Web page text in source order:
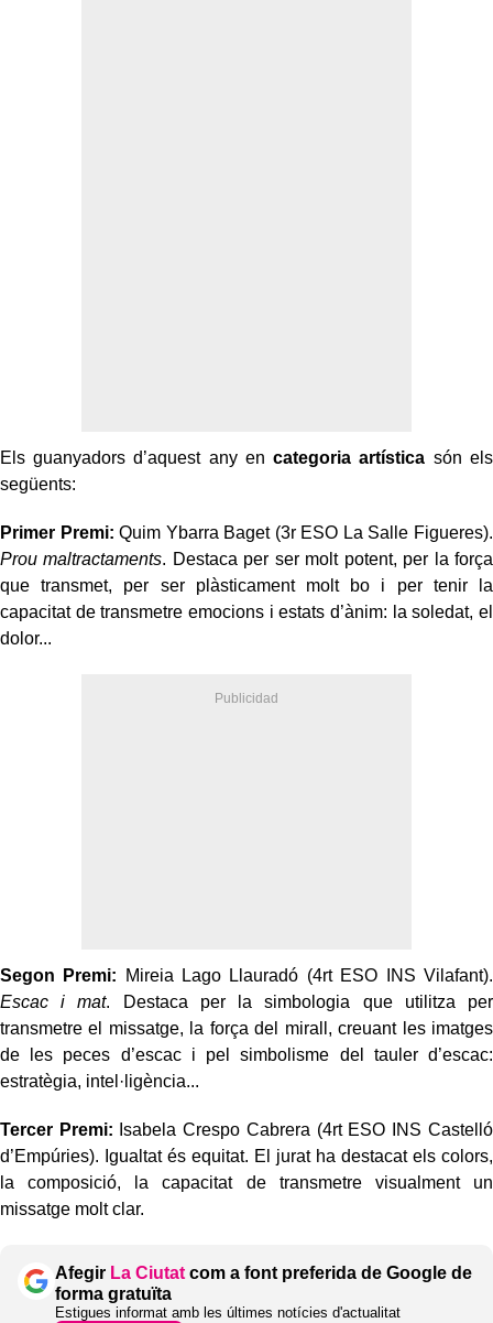
Els guanyadors d’aquest any encategoria artística són els
següents:
Primer Premi:Quim Ybarra Baget (3r ESO La Salle Figueres).
Prou maltractaments. Destaca per ser molt potent, per la força
que transmet, per ser plàsticament molt bo i per tenir la
capacitat de transmetre emocions i estats d’ànim: la soledat, el
dolor...
Segon Premi:
Mireia Lago Llauradó (4rt ESO INS Vilafant).
Escac i mat. Destaca per la simbologia que utilitza per
transmetre el missatge, la força del mirall, creuant les imatges
de les peces d’escac i pel simbolisme del tauler d’escac:
estratègia, intel·ligència...
Tercer Premi: Isabela Crespo Cabrera (4rt ESO INS Castelló
d’Empúries). Igualtat és equitat. El jurat ha destacat els colors,
la composició, la capacitat de transmetre visualment un
missatge molt clar.
Afegir La Ciutat com a font preferida de Google de
forma gratuïta
Estigues informat amb les últimes notícies d'actualitat